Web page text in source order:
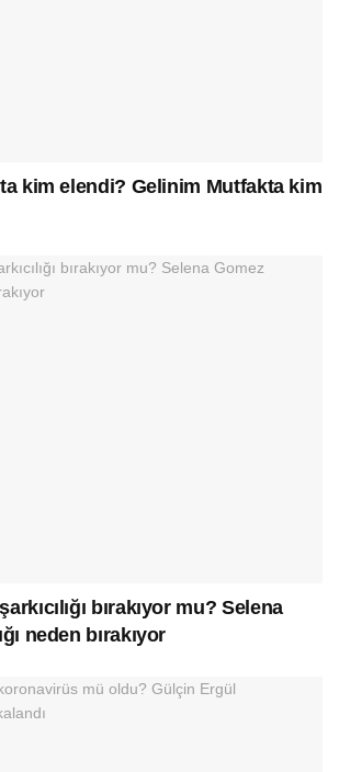
kim elendi? Gelinim Mutfakta kim
bırakıyor mu? Selena
neden bırakıyor